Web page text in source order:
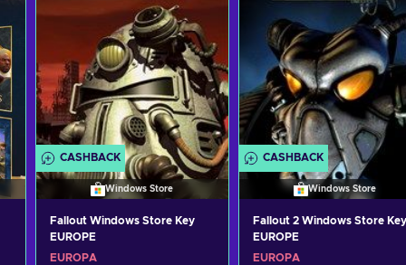
CASHBACK
Windows Store
Fallout Windows Store Key
EUROPE
EURÓPA
CASHBACK
Windows Store
Fallout 2 Windows Store Key
EUROPE
EURÓPA